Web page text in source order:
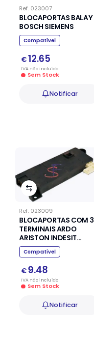
Ref. 023007
BLOCAPORTAS BALAY
BOSCH SIEMENS
Compatível
€ 12.65
IVA nãoincluído
Sem Stock
Notificar
Ref. 023009
BLOCAPORTAS COM 3
TERMINAIS ARDO
ARISTON INDESIT
051478
Compatível
€ 9.48
IVA nãoincluído
Sem Stock
Notificar